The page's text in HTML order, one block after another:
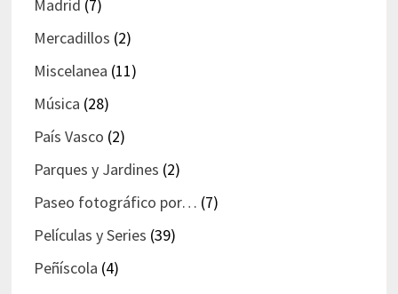
Madrid (7)
Mercadillos (2)
Miscelanea (11)
Música (28)
País Vasco (2)
Parques y Jardines (2)
Paseo fotográfico por… (7)
Películas y Series (39)
Peñíscola (4)